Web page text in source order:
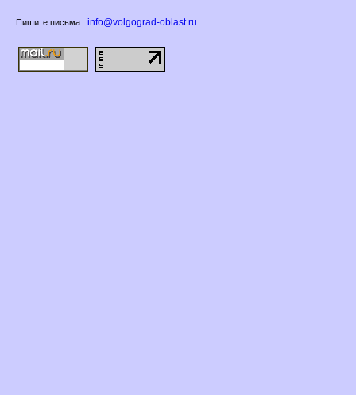
Пишите письма: info@volgograd-oblast.ru